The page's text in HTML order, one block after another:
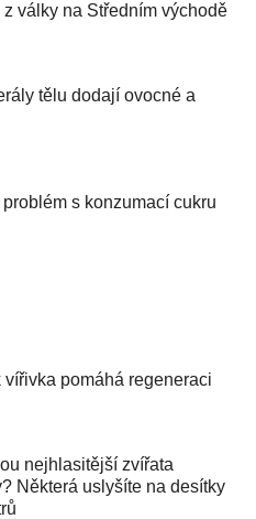
války na Středním východě
tělu dodají ovocné a
s konzumací cukru
pomáhá regeneraci
nejhlasitější zvířata
Některá uslyšíte na desítky